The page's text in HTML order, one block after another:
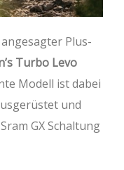
Plus-
Turbo Levo
Modell ist dabei
und
GX Schaltung